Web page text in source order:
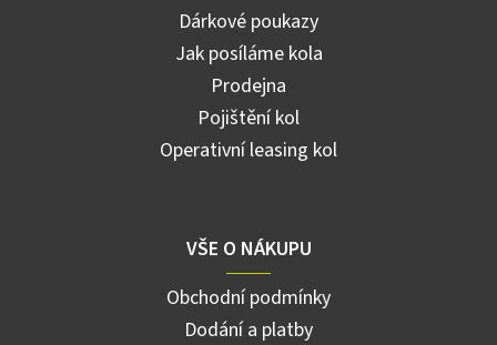
Dárkové poukazy
Jak posíláme kola
Prodejna
Pojištění kol
Operativní leasing kol
VŠE O NÁKUPU
Obchodní podmínky
Dodání a platby